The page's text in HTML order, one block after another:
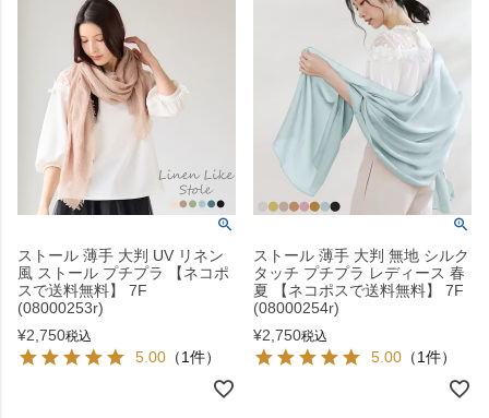
ストール 薄手 大判 UV リネン
風 ストール プチプラ 【ネコポ
スで送料無料】 7F
(08000253r)
¥2,750税込
5.00 （1件）
ストール 薄手 大判 無地 シルク
タッチ プチプラ レディース 春
夏 【ネコポスで送料無料】 7F
(08000254r)
¥2,750税込
5.00 （1件）